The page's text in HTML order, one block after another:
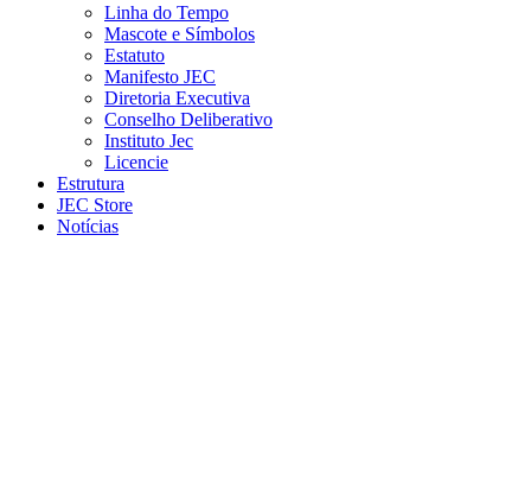
Linha do Tempo
Mascote e Símbolos
Estatuto
Manifesto JEC
Diretoria Executiva
Conselho Deliberativo
Instituto Jec
Licencie
Estrutura
JEC Store
Notícias